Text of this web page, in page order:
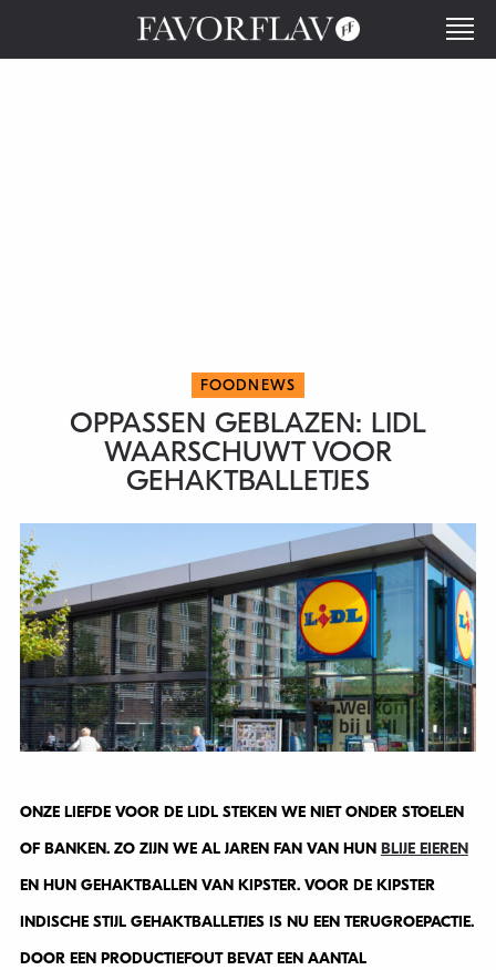
FOODNEWS
OPPASSEN GEBLAZEN: LIDL
WAARSCHUWT VOOR
GEHAKTBALLETJES
ONZE LIEFDE VOOR DE LIDL STEKEN WE NIET ONDER STOELEN
OF BANKEN. ZO ZIJN WE AL JAREN FAN VAN HUN BLIJE EIEREN
EN HUN GEHAKTBALLEN VAN KIPSTER. VOOR DE KIPSTER
INDISCHE STIJL GEHAKTBALLETJES IS NU EEN TERUGROEPACTIE.
DOOR EEN PRODUCTIEFOUT BEVAT EEN AANTAL